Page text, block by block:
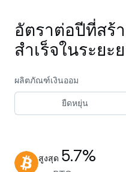
อัตราต่อปีที่สร้
สำเร็จในระยะ
ผลิตภัณฑ์เงินออม
ยืดหยุ่น
สูงสุด 5.7%